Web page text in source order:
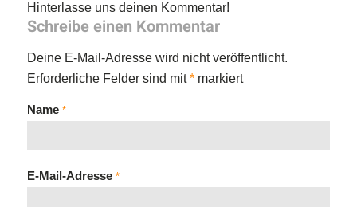
Hinterlasse uns deinen Kommentar!
Schreibe einen Kommentar
Deine E-Mail-Adresse wird nicht veröffentlicht.
Erforderliche Felder sind mit*markiert
Name *
E-Mail-Adresse *